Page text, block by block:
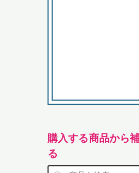
購入する商品から
る